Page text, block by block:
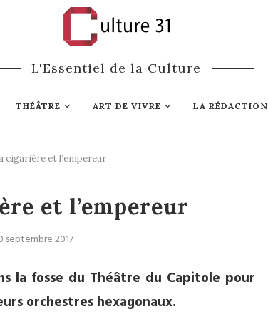
L'Essentiel de la Culture
THÉÂTRE ART DE VIVRE LA RÉDACTION
cigarière et l’empereur
et l’empereur
septembre 2017
la fosse du Théâtre du Capitole pour
orchestres hexagonaux.